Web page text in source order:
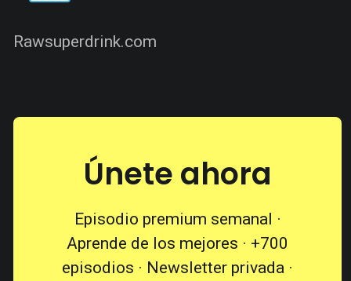
Rawsuperdrink.com
Únete ahora
Episodio premium semanal ·
Aprende de los mejores · +700
episodios · Newsletter privada ·